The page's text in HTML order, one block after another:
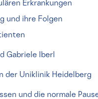
Erkrankungen
und ihre Folgen
Gabriele Iberl
der Uniklinik Heidelberg
und die normale